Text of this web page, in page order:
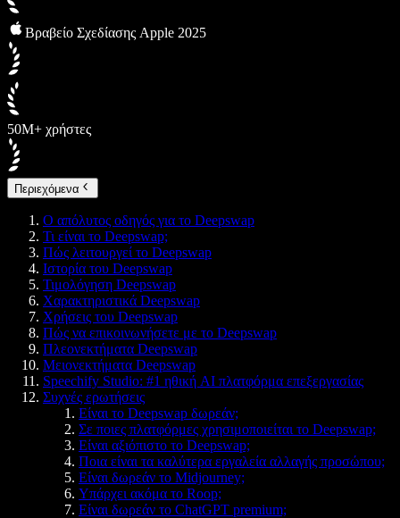
Βραβείο Σχεδίασης Apple 2025
50M+ χρήστες
Περιεχόμενα
Ο απόλυτος οδηγός για το Deepswap
Τι είναι το Deepswap;
Πώς λειτουργεί το Deepswap
Ιστορία του Deepswap
Τιμολόγηση Deepswap
Χαρακτηριστικά Deepswap
Χρήσεις του Deepswap
Πώς να επικοινωνήσετε με το Deepswap
Πλεονεκτήματα Deepswap
Μειονεκτήματα Deepswap
Speechify Studio: #1 ηθική AI πλατφόρμα επεξεργασίας
Συχνές ερωτήσεις
Είναι το Deepswap δωρεάν;
Σε ποιες πλατφόρμες χρησιμοποιείται το Deepswap;
Είναι αξιόπιστο το Deepswap;
Ποια είναι τα καλύτερα εργαλεία αλλαγής προσώπου;
Είναι δωρεάν το Midjourney;
Υπάρχει ακόμα το Roop;
Είναι δωρεάν το ChatGPT premium;